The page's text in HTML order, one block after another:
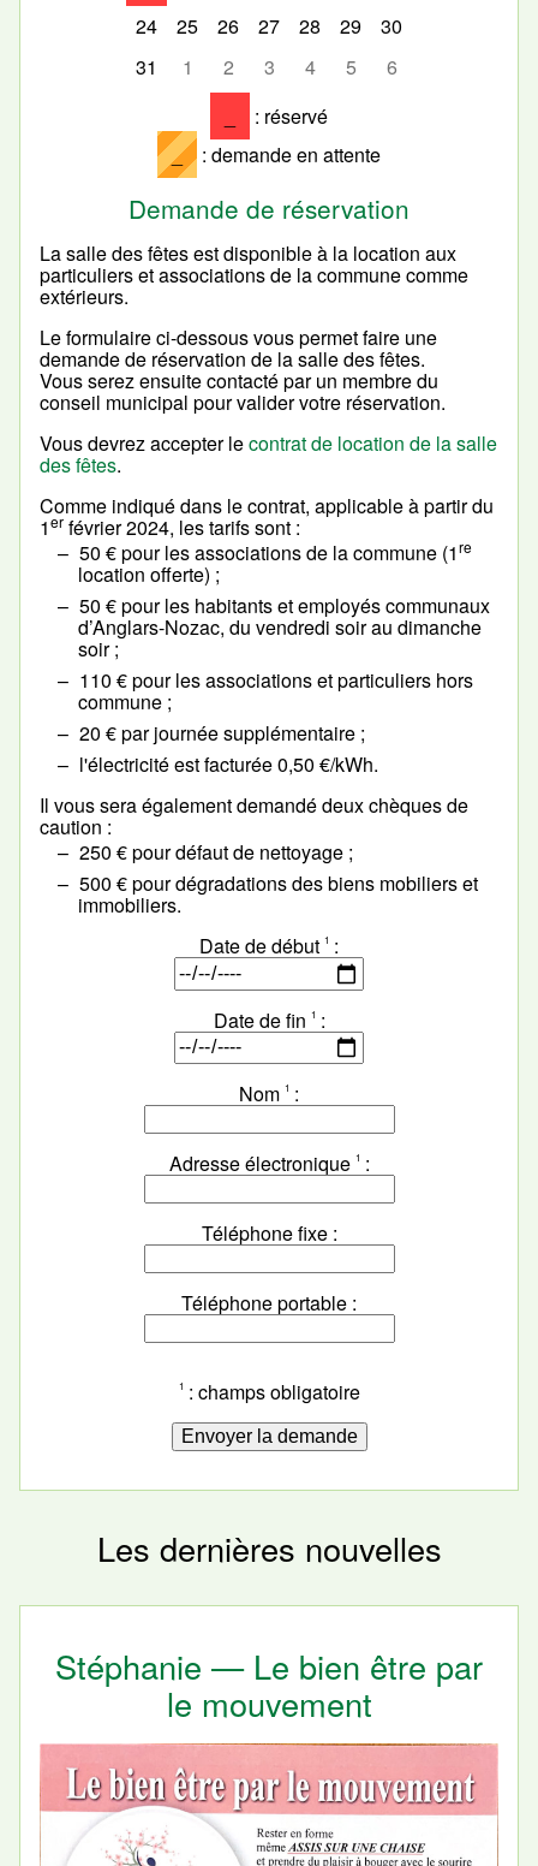
: réservé
_ : demande en attente
24
25 26 27 28 29
30
31
1 2 3 4 5 6
Demande de réservation
La salle des fêtes est disponible à la location aux
particuliers et associations de la commune comme
extérieurs.
Le formulaire ci-dessous vous permet faire une
demande de réservation de la salle des fêtes.
Vous serez ensuite contacté par un membre du
conseil municipal pour valider votre réservation.
Vous devrez accepter lecontrat de location de la salle
des fêtes.
Comme indiqué dans le contrat, applicable à partir du
1er février 2024, les tarifs sont :
50 € pour les associations de la commune (1re
location offerte) ;
50 € pour les habitants et employés communaux
d’Anglars-Nozac, du vendredi soir au dimanche
soir ;
110 € pour les associations et particuliers hors
commune ;
20 € par journée supplémentaire ;
l'électricité est facturée 0,50 €/kWh.
Il vous sera également demandé deux chèques de
caution :
250 € pour défaut de nettoyage ;
500 € pour dégradations des biens mobiliers et
immobiliers.
Date de début 1
Date de fin 1
Nom 1
Adresse électronique 1
Téléphone fixe
Téléphone portable
1 : champs obligatoire
Les dernières nouvelles
Stéphanie — Le bien être par
le mouvement